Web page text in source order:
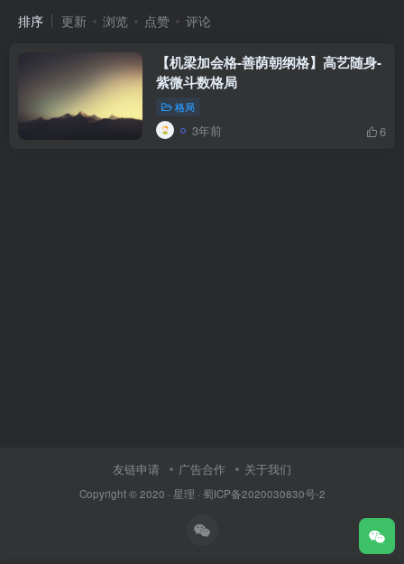
排序 更新 浏览 点赞 评论
【机梁加会格-善荫朝纲格】高艺随身-
紫微斗数格局
格局
3年前 6
友链申请 广告合作 关于我们
Copyright © 2020 · 星理 · 蜀ICP备2020030830号-2